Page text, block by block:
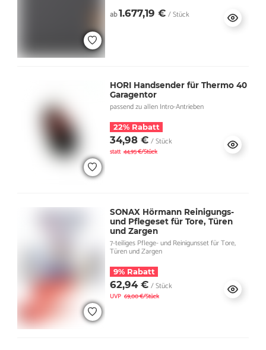
ab1.677,19 € / Stück
HORI Handsender für Thermo 40
Garagentor
passend zu allen Intro-Antrieben
22% Rabatt
34,98 € / Stück
statt 44,95 €/Stück
SONAX Hörmann Reinigungs-
und Pflegeset für Tore, Türen
und Zargen
7-teiliges Pflege- und Reinigunsset für Tore,
Türen und Zargen
9% Rabatt
62,94 € / Stück
UVP 69,00 €/Stück